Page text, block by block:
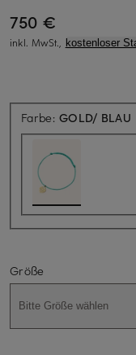
750 €
inkl. MwSt., kostenloser
Farbe:GOLD/ BLAU
Größe
Bitte Größe wählen